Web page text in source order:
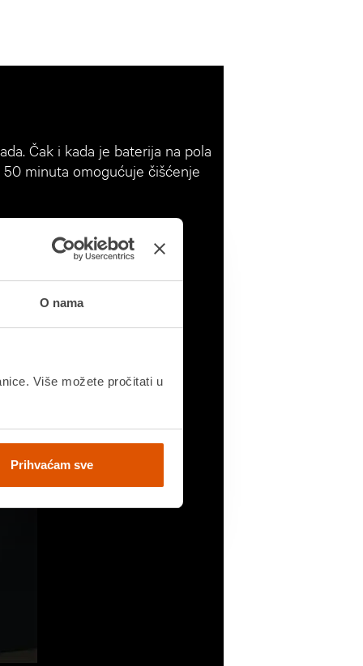
O nama
Više možete pročitati u
Prihvaćam sve
Čak i kada je baterija na pola
minuta omogućuje čišćenje